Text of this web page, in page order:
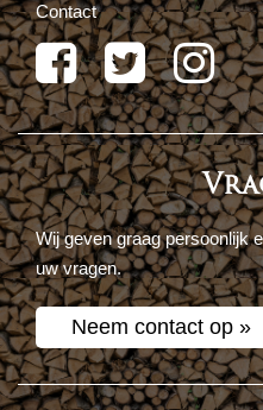
Contact
Wij geven graag persoonlijk
uw vragen.
Neem contact op »